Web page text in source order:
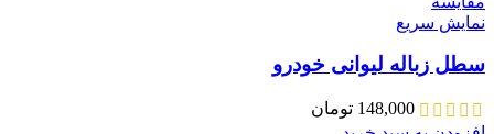
نمایش سریع
سطل زباله لیوانی خودرو
148,000 تومان